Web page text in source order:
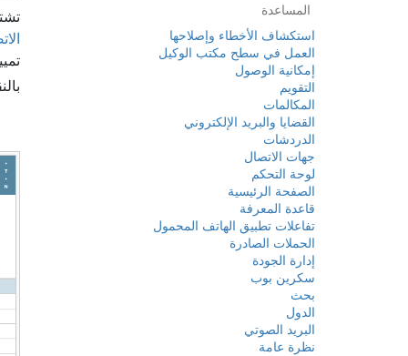
المساعدة
استكشاف الأخطاء وإصلاحها
العمل في سطح مكتب الوكيل
إمكانية الوصول
التقويم
المكالمات
القضايا والبريد الإلكتروني
الدردشات
جهات الاتصال
لوحة التحكم
الصفحة الرئيسية
قاعدة المعرفة
تفاعلات تطبيق الهاتف المحمول
الحملات الصادرة
إدارة الجودة
سكرين بوب
بحث
الدول
البريد الصوتي
نظرة عامة